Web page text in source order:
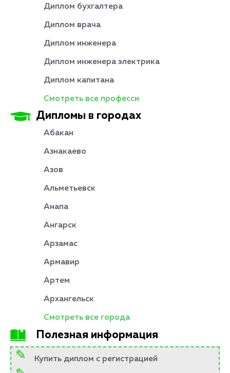
Диплом бухгалтера
Диплом врача
Диплом инженера
Диплом инженера электрика
Диплом капитана
Смотреть все професси
Дипломы в городах
Абакан
Азнакаево
Азов
Альметьевск
Анапа
Ангарск
Арзамас
Армавир
Артем
Архангельск
Смотреть все города
Полезная информация
Купить диплом с регистрацией